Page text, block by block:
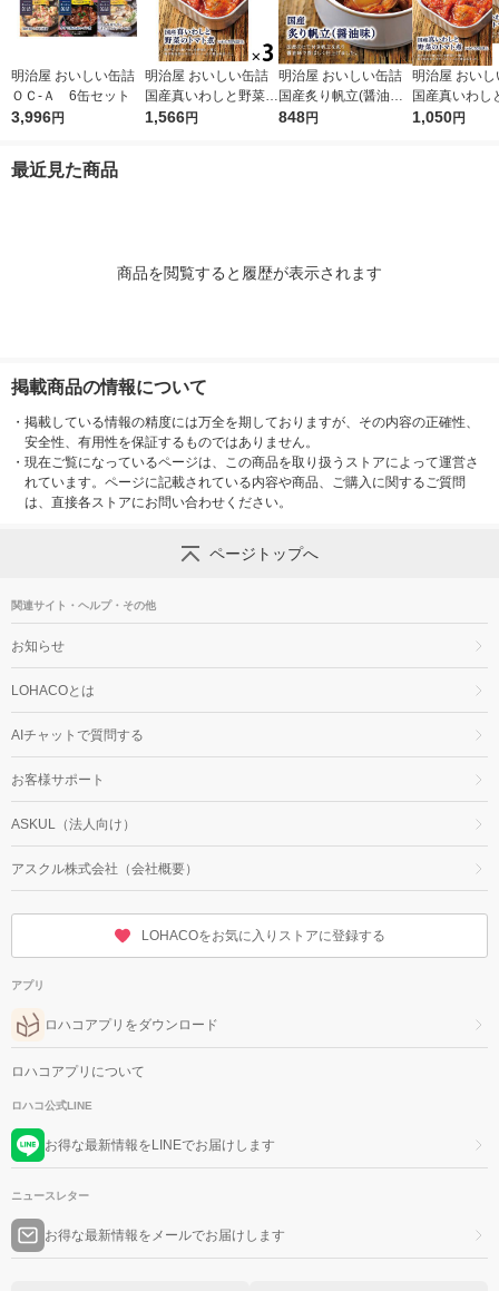
明治屋 おいしい缶詰
ＯＣ‐Ａ 6缶セット
3,996円
明治屋 おいしい缶詰
国産真いわしと野菜の
トマト煮 1セット（3
1,566円
明治屋 おいしい缶詰
国産炙り帆立(醤油味)
425529 1缶
848円
明治屋 おいし
国産真いわし
トマト煮 1セ
1,050円
最近見た商品
商品を閲覧すると履歴が表示されます
掲載商品の情報について
・ 掲載している情報の精度には万全を期しておりますが、その内容の正確性、
安全性、有用性を保証するものではありません。
・ 現在ご覧になっているページは、この商品を取り扱うストアによって運営さ
れています。ページに記載されている内容や商品、ご購入に関するご質問
は、直接各ストアにお問い合わせください。
ページトップへ
関連サイト・ヘルプ・その他
お知らせ
LOHACOとは
AIチャットで質問する
お客様サポート
ASKUL（法人向け）
アスクル株式会社（会社概要）
LOHACOをお気に入りストアに登録する
アプリ
ロハコアプリをダウンロード
ロハコアプリについて
ロハコ公式LINE
お得な最新情報をLINEでお届けします
ニュースレター
お得な最新情報をメールでお届けします